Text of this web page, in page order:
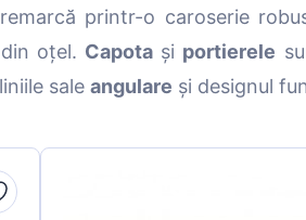
Benz
printr-o caroserie
din oțel. Capota și portierele
sale angulare și designul